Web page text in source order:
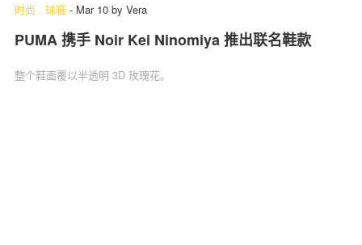
时尚 . 球鞋 - Mar 10 by Vera
PUMA 携手 Noir Kei Ninomiya 推出联名鞋款
整个鞋面覆以半透明 3D 玫瑰花。